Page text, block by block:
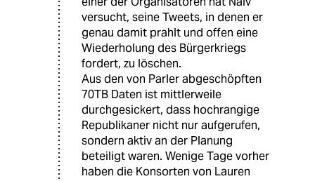
versucht, seine Tweets, in denen er
genau damit prahlt und offen eine
Wiederholung des Bürgerkriegs
fordert, zu löschen.
Aus den von Parler abgeschöpften
70TB Daten ist mittlerweile
durchgesickert, dass hochrangige
Republikaner nicht nur aufgerufen,
sondern aktiv an der Planung
beteiligt waren. Wenige Tage vorher
haben die Konsorten von Lauren